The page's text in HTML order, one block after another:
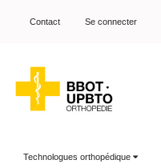
Contact Se connecter
Technologues orthopédique